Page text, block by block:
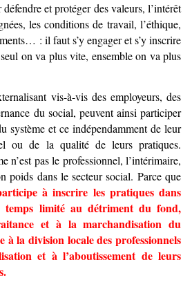
et protéger des valeurs, l’intérêt
les conditions de travail, l’éthique,
: il faut s’y engager et s’y inscrire
on va plus vite, ensemble on va plus
vis-à-vis des employeurs, des
du social, peuvent ainsi participer
système et ce indépendamment de leur
ou de la qualité de leurs pratiques.
n’est pas le professionnel, l’intérimaire,
poids dans le secteur social. Parce que
à inscrire les pratiques dans
temps limité au détriment du fond,
et à la marchandisation du
à la division locale des professionnels
et à l’aboutissement de leurs